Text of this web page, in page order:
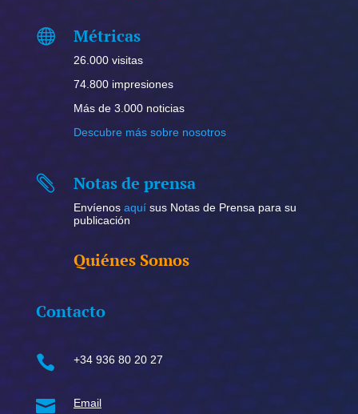
 Métricas
26.000 visitas
74.800 impresiones
Más de 3.000 noticias
Descubre más sobre nosotros
 Notas de prensa
Envíenos aquísus Notas de Prensa para su
publicación
Quiénes Somos
Contacto
 +34 936 80 20 27
 Email